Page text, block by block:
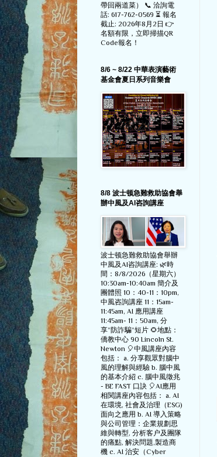
帶回兩道菜） 📞 洽詢電
話: 617-762-0569 ⏳ 報名
截止: 2026年8月2日 👉
名額有限，立即掃描QR
Code報名！
8/6 ~ 8/22 中華表演藝術
基金會夏日系列音樂會
8/8 波士顿急難救助協會舉
辦中風及AI咨詢講座
波士顿急難救助協會舉辦
中風及AI咨詢講座: 🌿時
間：8/8/2026（星期六）
10:30am-10:40am 簡介及
團體照 10：40-11：10pm,
中風咨詢講座 11：15am-
11:45am, AI 應用講座
11:45am- 11：50am, 分
享”防詐騙”短片 🌻地點：
僑教中心 90 Lincoln St.
Newton 🎈中風講座內容
包括： a. 分享觀眾對腦中
風的理解與經驗 b. 腦中風
的基本介紹 c. 腦中風徵兆
- BE FAST 口訣 🎈AI應用
相関講座內容包括： a. AI
在環境, 社會及治理（ESG)
面向之應用 b. AI 導入策略
與公司管理：企業規劃思
維與轉型, 分析客户及團隊
的痛點, 解決問題,製造商
機 c. AI 治安（Cyber